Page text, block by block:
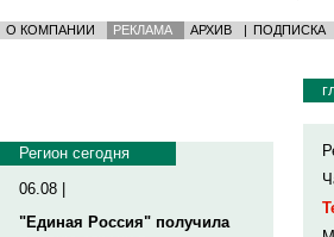
О КОМПАНИИ РЕКЛАМА АРХИВ | ПОДПИСКА
Регион сегодня
06.08 |
"Единая Россия" получила